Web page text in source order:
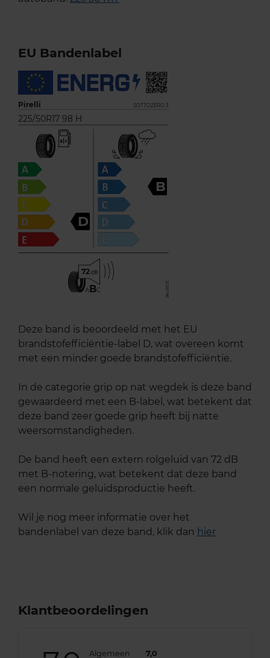
EU Bandenlabel
Pirelli SOTTOZERO 3
225/50R17 98 H
D
B
72
ABC
Deze band is beoordeeld met het EU
brandstofefficiëntie-label D, wat overeen komt
met een minder goede brandstofefficiëntie.
In de categorie grip op nat wegdek is deze band
gewaardeerd met een B-label, wat betekent dat
deze band zeer goede grip heeft bij natte
weersomstandigheden.
De band heeft een extern rolgeluid van 72 dB
met B-notering, wat betekent dat deze band
een normale geluidsproductie heeft.
Wil je nog meer informatie over het
bandenlabel van deze band, klik dan hier
Klantbeoordelingen
Algemeen 7,0